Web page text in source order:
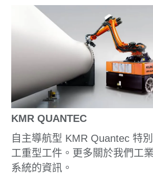
KMR QUANTEC
自主導航型 KMR Quantec 特
工重型工件。更多關於我們工
系統的資訊。